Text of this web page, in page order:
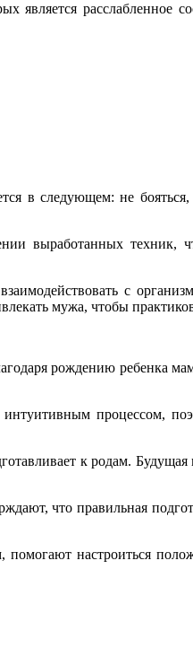
является
в следующем: не
выработанных
с
мужа, чтобы
рождению ребенка
процессом,
к родам.
что правильная
помогают настроиться